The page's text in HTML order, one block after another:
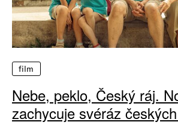
film
Nebe, peklo, Český ráj.
zachycuje svéráz